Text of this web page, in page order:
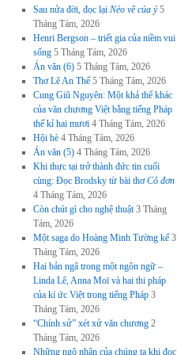
Sau nửa đời, đọc lại Nẻo về của ý 5
Tháng Tám, 2026
Henri Bergson – triết gia của niềm vui
sống 5 Tháng Tám, 2026
Án văn (6) 5 Tháng Tám, 2026
Thơ Lê An Thế 5 Tháng Tám, 2026
Cung Giũ Nguyên: Một khả thể khác
của văn chương Việt bằng tiếng Pháp
thế kỉ hai mươi 4 Tháng Tám, 2026
Hội hè 4 Tháng Tám, 2026
Án văn (5) 4 Tháng Tám, 2026
Khi thực tại trở thành đức tin cuối
cùng: Đọc Brodsky từ bài thơCô đơn
4 Tháng Tám, 2026
Còn chút gì cho nghệ thuật 3 Tháng
Tám, 2026
Một saga do Hoàng Minh Tường kể 3
Tháng Tám, 2026
Hai bản ngã trong một ngôn ngữ –
Linda Lê, Anna Moï và hai thi pháp
của kí ức Việt trong tiếng Pháp 3
Tháng Tám, 2026
“Chính sử” xét xử văn chương 2
Tháng Tám, 2026
Những ngộ nhận của chúng ta khi đọc